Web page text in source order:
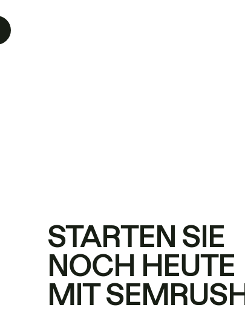
STARTEN SIE
NOCH HEUTE
MIT